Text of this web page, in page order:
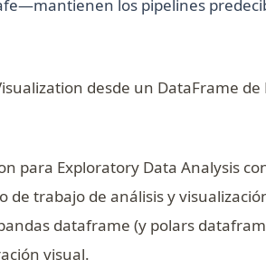
los pipelines
desde un DataFrame de
para Exploratory Data Analysis
trabajo de análisis y
dataframe (y polars
visual.